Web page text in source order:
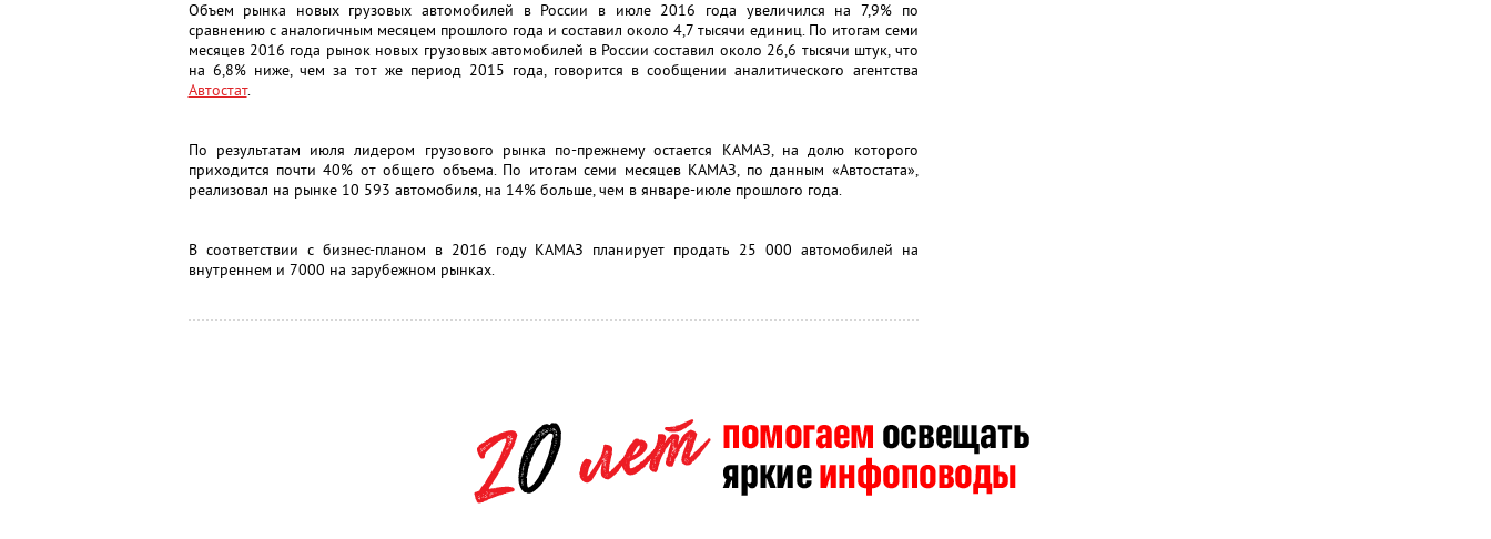
Объем рынка новых грузовых автомобилей в России в июле 2016 года увеличился на 7,9% по
сравнению с аналогичным месяцем прошлого года и составил около 4,7 тысячи единиц. По итогам семи
месяцев 2016 года рынок новых грузовых автомобилей в России составил около 26,6 тысячи штук, что
на 6,8% ниже, чем за тот же период 2015 года, говорится в сообщении аналитического агентства
Автостат.
По результатам июля лидером грузового рынка по-прежнему остается KАМАЗ, на долю которого
приходится почти 40% от общего объема. По итогам семи месяцев КАМАЗ, по данным «Автостата»,
реализовал на рынке 10 593 автомобиля, на 14% больше, чем в январе-июле прошлого года.
В соответствии с бизнес-планом в 2016 году КАМАЗ планирует продать 25 000 автомобилей на
внутреннем и 7000 на зарубежном рынках.